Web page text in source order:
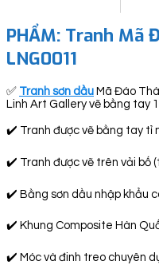
PHẨM: Tranh Mã
LNG0011
✅ Tranh sơn dầu Mã Đáo
Linh Art Gallery vẽ bằng tay
✔️ Tranh được vẽ bằng tay tỉ
✔️ Tranh được vẽ trên vải bố
✔️ Bằng sơn dầu nhập khẩu
✔️ Khung Composite Hàn
✔️ Móc và đinh treo chuyên